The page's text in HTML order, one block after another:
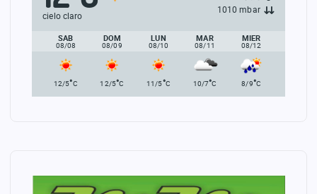
cielo claro
1010 mbar
SAB
08/08
DOM
08/09
LUN
08/10
MAR
08/11
MIER
08/12
12/5°C 12/5°C 11/5°C 10/7°C 8/9°C